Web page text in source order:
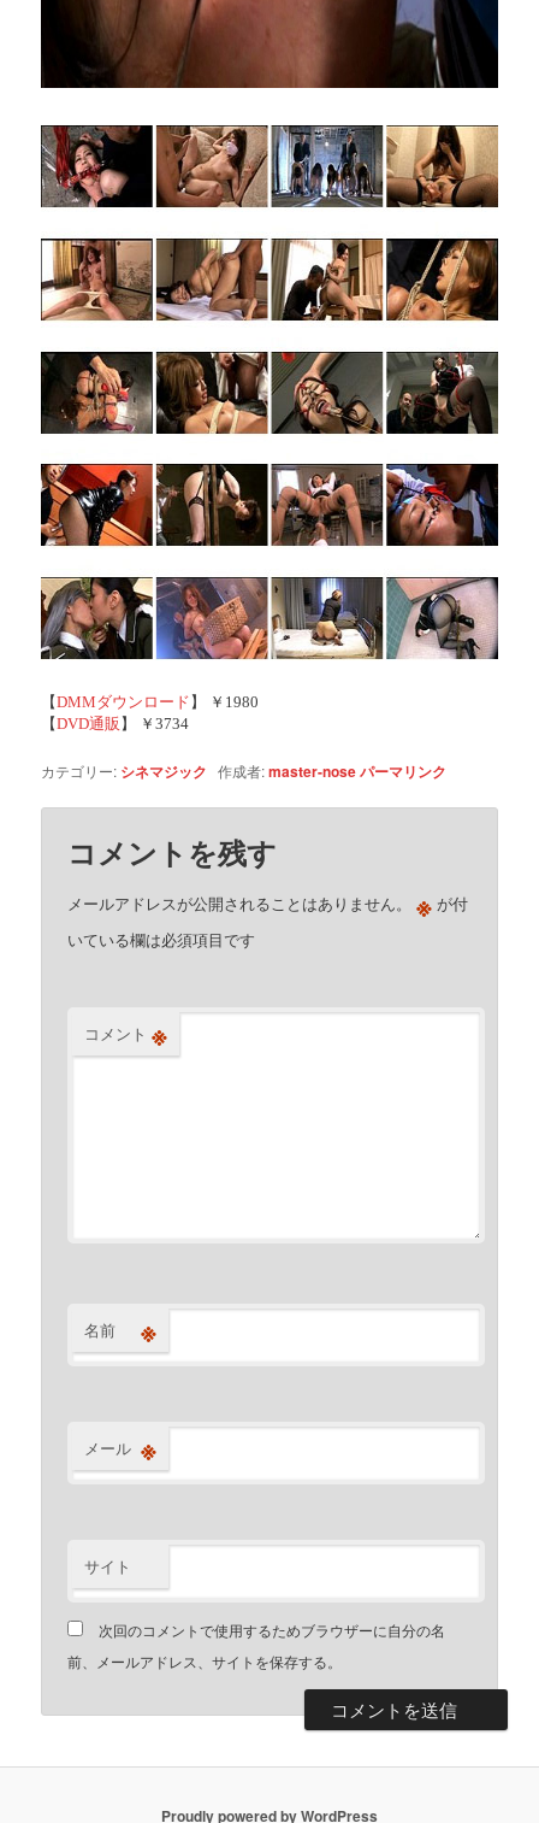
【DMMダウンロード 】 ￥1980
【DVD通販 】 ￥3734
カテゴリー: シネマジック 作成者:master-noseパーマリンク
コメントを残す
メールアドレスが公開されることはありません。 ※ が付
いている欄は必須項目です
コメント ※
名前 ※
メール ※
サイト
次回のコメントで使用するためブラウザーに自分の名
前、メールアドレス、サイトを保存する。
Proudly powered by WordPress